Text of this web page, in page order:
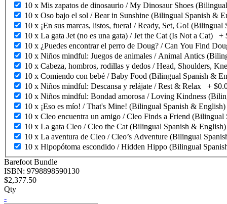
10 x Mis zapatos de dinosaurio / My Dinosaur Shoes
10 x Oso bajo el sol / Bear in Sunshine (Bilingual Spanish &
10 x ¡En sus marcas, listos, fuera! / Ready, Set, Go!
10 x La gata Jet (no es una gata) / Jet the Cat (Is Not a Cat)
+
10 x ¿Puedes encontrar el perro de Doug? / Can You Find
10 x Niños mindful: Juegos de animales / Animal Antics
10 x Cabeza, hombros, rodillas y dedos / Head, Shoulders,
10 x Comiendo con bebé / Baby Food (Bilingual Spanish &
10 x Niños mindful: Descansa y relájate / Rest & Relax
+
10 x Niños mindful: Bondad amorosa /
10 x ¡Eso es mí­o! / That's Mine! (Bilingual Spanish & English)
10 x Cleo encuentra un amigo / Cleo Finds a Friend
10 x La gata Cleo / Cleo the Cat (Bilingual Spanish &
10 x La aventura de Cleo / Cleo’s Adventure (Bilingual
10 x Hipopótoma escondido / Hidden Hippo (Bilingual
Barefoot Bundle
ISBN: 9798898590130
$2,377.50
Qty
-